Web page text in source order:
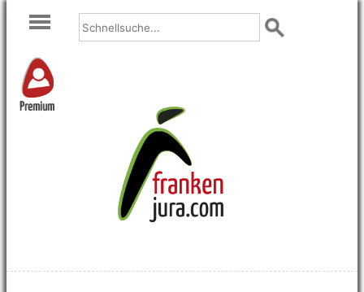
Premium